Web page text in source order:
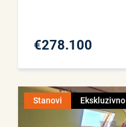
€278.100
Stanovi Ekskluzivno